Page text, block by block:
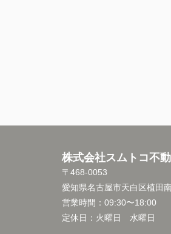
株式会社スムトコ不
〒468-0053
愛知県名古屋市天白区植
営業時間： 09:30〜18:00
定休日： 火曜日 水曜日